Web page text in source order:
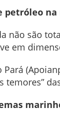
petróleo na
não são
em
temores”